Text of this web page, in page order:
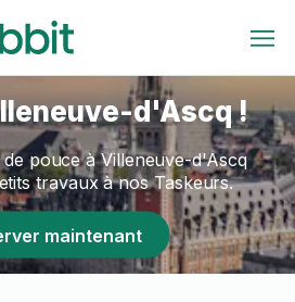
d'Ascq !
de pouce à Villeneuve-d'Ascq
travaux à nos Taskeurs.
maintenant